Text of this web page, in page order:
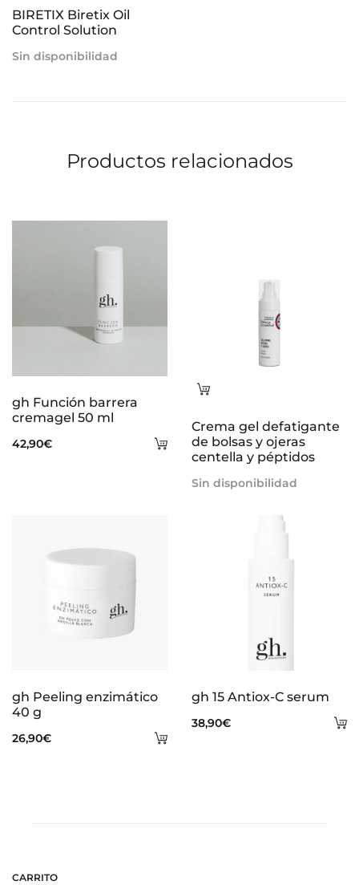
BIRETIX Biretix Oil
Control Solution
Sin disponibilidad
Productos relacionados
Añadir
carrito
gh Función barrera
cremagel 50 ml
42,90€
Leer
Crema gel defatigante
de bolsas y ojeras
centella y péptidos
Sin disponibilidad
Añadir
gh Peeling enzimático
40 g
26,90€
gh 15 Antiox-C serum
38,90€
CARRITO